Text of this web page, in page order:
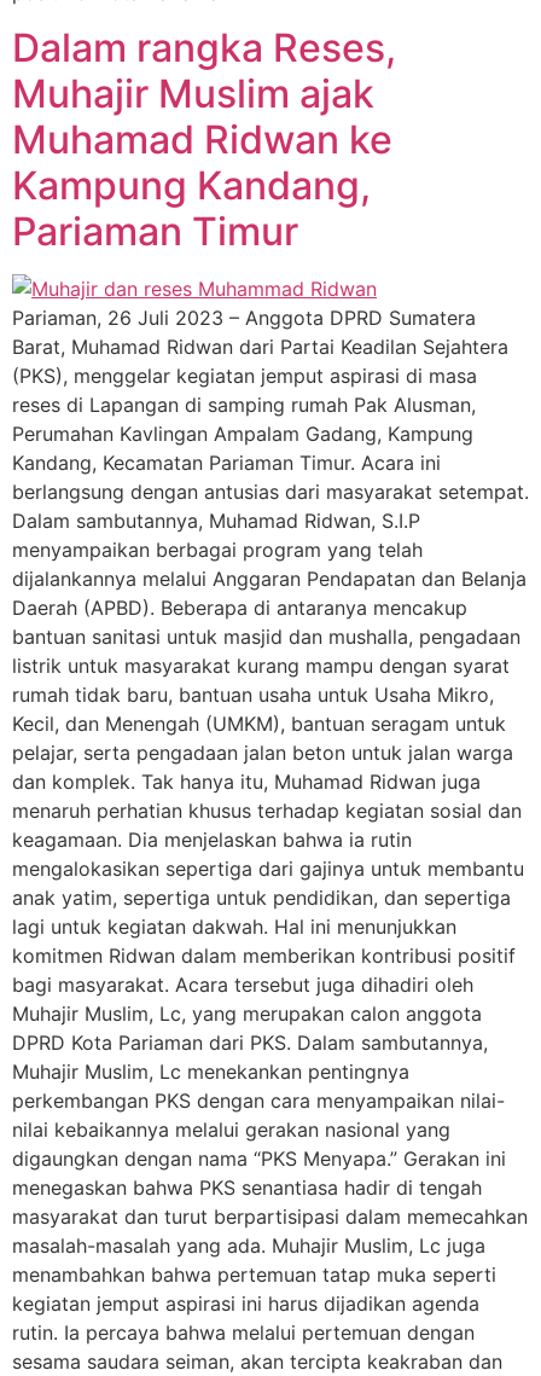
Dalam rangka Reses,
Muhajir Muslim ajak
Muhamad Ridwan ke
Kampung Kandang,
Pariaman Timur
Pariaman, 26 Juli 2023 – Anggota DPRD Sumatera
Barat, Muhamad Ridwan dari Partai Keadilan Sejahtera
(PKS), menggelar kegiatan jemput aspirasi di masa
reses di Lapangan di samping rumah Pak Alusman,
Perumahan Kavlingan Ampalam Gadang, Kampung
Kandang, Kecamatan Pariaman Timur. Acara ini
berlangsung dengan antusias dari masyarakat setempat.
Dalam sambutannya, Muhamad Ridwan, S.I.P
menyampaikan berbagai program yang telah
dijalankannya melalui Anggaran Pendapatan dan Belanja
Daerah (APBD). Beberapa di antaranya mencakup
bantuan sanitasi untuk masjid dan mushalla, pengadaan
listrik untuk masyarakat kurang mampu dengan syarat
rumah tidak baru, bantuan usaha untuk Usaha Mikro,
Kecil, dan Menengah (UMKM), bantuan seragam untuk
pelajar, serta pengadaan jalan beton untuk jalan warga
dan komplek. Tak hanya itu, Muhamad Ridwan juga
menaruh perhatian khusus terhadap kegiatan sosial dan
keagamaan. Dia menjelaskan bahwa ia rutin
mengalokasikan sepertiga dari gajinya untuk membantu
anak yatim, sepertiga untuk pendidikan, dan sepertiga
lagi untuk kegiatan dakwah. Hal ini menunjukkan
komitmen Ridwan dalam memberikan kontribusi positif
bagi masyarakat. Acara tersebut juga dihadiri oleh
Muhajir Muslim, Lc, yang merupakan calon anggota
DPRD Kota Pariaman dari PKS. Dalam sambutannya,
Muhajir Muslim, Lc menekankan pentingnya
perkembangan PKS dengan cara menyampaikan nilai-
nilai kebaikannya melalui gerakan nasional yang
digaungkan dengan nama “PKS Menyapa.” Gerakan ini
menegaskan bahwa PKS senantiasa hadir di tengah
masyarakat dan turut berpartisipasi dalam memecahkan
masalah-masalah yang ada. Muhajir Muslim, Lc juga
menambahkan bahwa pertemuan tatap muka seperti
kegiatan jemput aspirasi ini harus dijadikan agenda
rutin. Ia percaya bahwa melalui pertemuan dengan
sesama saudara seiman, akan tercipta keakraban dan